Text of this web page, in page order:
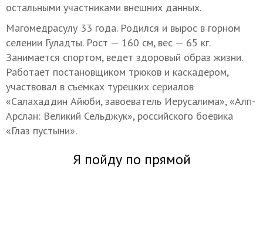
остальными участниками внешних данных.
Магомедрасулу 33 года. Родился и вырос в горном
селении Гуладты. Рост — 160 см, вес — 65 кг.
Занимается спортом, ведет здоровый образ жизни.
Работает постановщиком трюков и каскадером,
участвовал в съемках турецких сериалов
«Салахаддин Айюби, завоеватель Иерусалима», «Алп-
Арслан: Великий Сельджук», российского боевика
«Глаз пустыни».
Я пойду по прямой